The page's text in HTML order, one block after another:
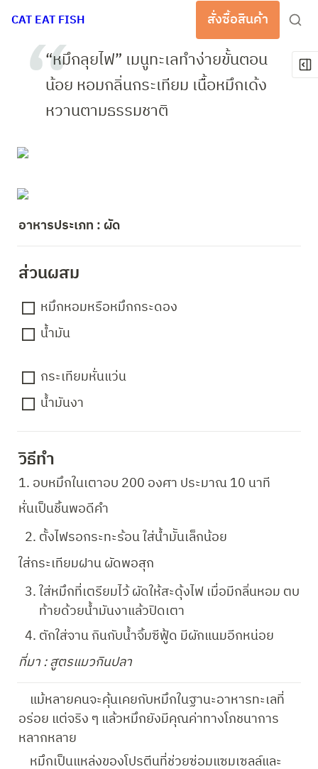
CAT EAT FISH สั่งซื้อสินค้า
“หมึกลุยไฟ” เมนูทะเลทำง่ายขั้นตอน
น้อย หอมกลิ่นกระเทียม เนื้อหมึกเด้ง
หวานตามธรรมชาติ
อาหารประเภท : ผัด
ส่วนผสม
หมึกหอมหรือหมึกกระดอง
น้ำมัน
กระเทียมหั่นแว่น
น้ำมันงา
วิธีทำ
1. อบหมึกในเตาอบ 200 องศา ประมาณ 10 นาที
หั่นเป็นชิ้นพอดีคำ
ตั้งไฟรอกระทะร้อน ใส่น้ำมัันเล็กน้อย
ใส่กระเทียมฝาน ผัดพอสุก
ใส่หมึกที่เตรียมไว้ ผัดให้สะดุ้งไฟ เมื่อมีกลิ่นหอม ตบ
ท้ายด้วยน้ำมันงาแล้วปิดเตา
ตักใส่จาน กินกับน้ำจิ้มซีฟู้ด มีผักแนมอีกหน่อย
ที่มา : สูตรแมวกินปลา
อร่อย แต่จริง ๆ แล้วหมึกยังมีคุณค่าทางโภชนาการ
หลากหลาย